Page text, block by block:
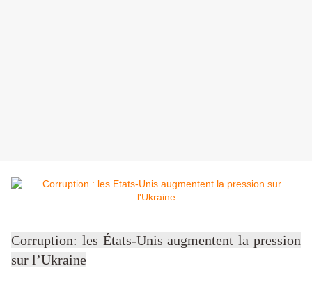
Corruption: les États-Unis augmentent la pression
sur l’Ukraine